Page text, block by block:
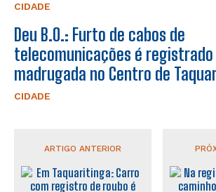
CIDADE
Deu B.O.: Furto de cabos de
telecomunicações é
madrugada no Centro de
CIDADE
ARTIGO ANTERIOR